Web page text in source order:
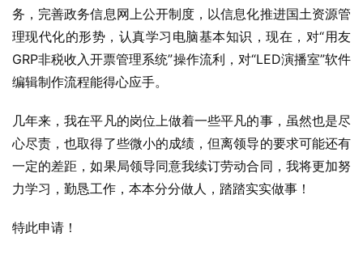
务，完善政务信息网上公开制度，以信息化推进国土资源管
理现代化的形势，认真学习电脑基本知识，现在，对“用友
GRP非税收入开票管理系统”操作流利，对“LED演播室”软件
编辑制作流程能得心应手。
几年来，我在平凡的岗位上做着一些平凡的事，虽然也是尽
心尽责，也取得了些微小的成绩，但离领导的要求可能还有
一定的差距，如果局领导同意我续订劳动合同，我将更加努
力学习，勤恳工作，本本分分做人，踏踏实实做事！
特此申请！